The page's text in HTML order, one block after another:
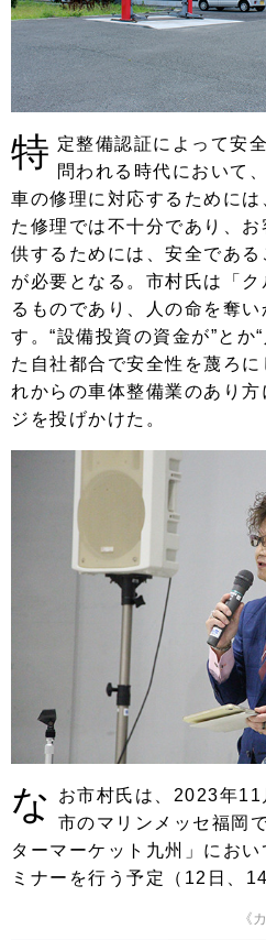
特 定整備認証によって安
問われる時代において
車の修理に対応するために
た修理では不十分であり、お
供するためには、安全であ
が必要となる。市村氏は「
るものであり、人の命を奪
す。“設備投資の資金が”とか
た自社都合で安全性を蔑ろ
れからの車体整備業のあり
ジを投げかけた。
な
お市村氏は、2023年
市のマリンメッセ福岡
ターマーケット九州」にお
ミナーを行う予定（12日、
《